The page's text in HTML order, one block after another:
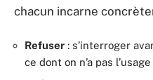
chacun incarne
Refuser : s’interroger
ce dont on n’a pas